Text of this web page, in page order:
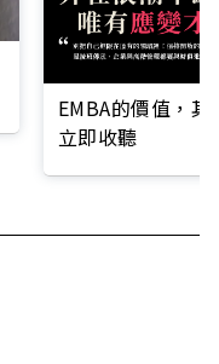
EMBA的價值，
立即收聽